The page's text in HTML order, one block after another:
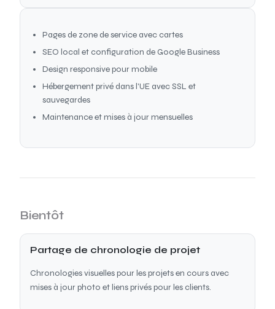
Pages de zone de service avec cartes
SEO local et configuration de Google Business
Design responsive pour mobile
Hébergement privé dans l'UE avec SSL et
sauvegardes
Maintenance et mises à jour mensuelles
Bientôt
Partage de chronologie de projet
Chronologies visuelles pour les projets en cours avec
mises à jour photo et liens privés pour les clients.